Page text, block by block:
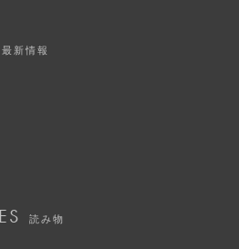
最新情報
読み物